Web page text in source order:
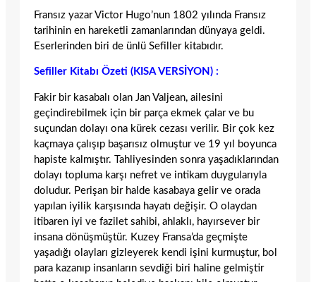
Fransız yazar Victor Hugo’nun 1802 yılında Fransız
tarihinin en hareketli zamanlarından dünyaya geldi.
Eserlerinden biri de ünlü Sefiller kitabıdır.
Sefiller Kitabı Özeti (KISA VERSİYON) :
Fakir bir kasabalı olan Jan Valjean, ailesini
geçindirebilmek için bir parça ekmek çalar ve bu
suçundan dolayı ona kürek cezası verilir. Bir çok kez
kaçmaya çalışıp başarısız olmuştur ve 19 yıl boyunca
hapiste kalmıştır. Tahliyesinden sonra yaşadıklarından
dolayı topluma karşı nefret ve intikam duygularıyla
doludur. Perişan bir halde kasabaya gelir ve orada
yapılan iyilik karşısında hayatı değişir. O olaydan
itibaren iyi ve fazilet sahibi, ahlaklı, hayırsever bir
insana dönüşmüştür. Kuzey Fransa’da geçmişte
yaşadığı olayları gizleyerek kendi işini kurmuştur, bol
para kazanıp insanların sevdiği biri haline gelmiştir